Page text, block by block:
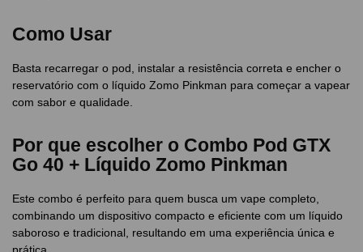
Como Usar
Basta recarregar o pod, instalar a resistência correta e encher o
reservatório com o líquido Zomo Pinkman para começar a vapear
com sabor e qualidade.
Por que escolher o Combo Pod GTX
Go 40 + Líquido Zomo Pinkman
Este combo é perfeito para quem busca um vape completo,
combinando um dispositivo compacto e eficiente com um líquido
saboroso e tradicional, resultando em uma experiência única e
prática.